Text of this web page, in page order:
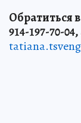
Обратиться
914-197-70-